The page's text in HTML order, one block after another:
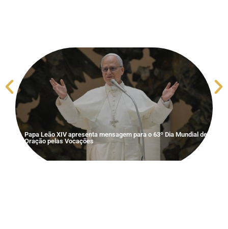
Papa Leão XIV apresenta mensagem para o 63º Dia Mundial de
Oração pelas Vocações